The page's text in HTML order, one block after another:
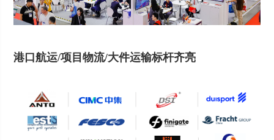
港口航运/项目物流/大件运输标杆齐亮